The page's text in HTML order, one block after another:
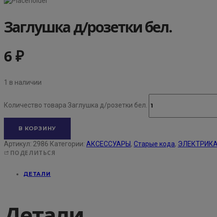
Заглушка д/розетки бел.
6₽
1 в наличии
Количество товара Заглушка д/розетки бел.
В КОРЗИНУ
Артикул: 2986 Категории: АКСЕССУАРЫ , Старые кода,
ПОДЕЛИТЬСЯ
ДЕТАЛИ